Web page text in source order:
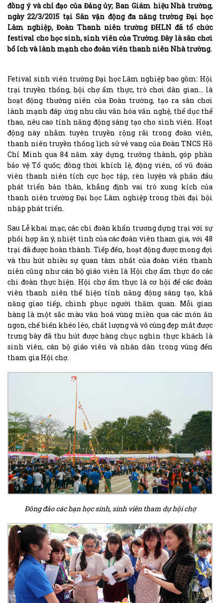
đồng ý và chỉ đạo của Đảng ủy; Ban Giám hiệu Nhà trường,
ngày 22/3/2015 tại Sân vận động đa năng trường Đại học
Lâm nghiệp, Đoàn Thanh niên trường ĐHLN đã tổ chức
festival cho học sinh, sinh viên của Trường. Đây là sân chơi
bổ ích và lành mạnh cho đoàn viên thanh niên Nhà trường.
Fetival sinh viên trường Đại học Lâm nghiệp bao gồm: Hội
trại truyền thống, hội chợ ẩm thực, trò chơi dân gian… là
hoạt động thường niên của Đoàn trường, tạo ra sân chơi
lành mạnh đáp ứng nhu cầu văn hóa văn nghệ, thể dục thể
thao, nêu cao tính năng động sáng tạo cho sinh viên. Hoạt
động này nhằm tuyên truyền rộng rãi trong đoàn viên,
thanh niên truyền thống lịch sử vẻ vang của Đoàn TNCS Hồ
Chí Minh qua 84 năm xây dựng, trưởng thành, góp phần
bảo vệ Tổ quốc; đồng thời khích lệ, động viên, cổ vũ đoàn
viên thanh niên tích cực học tập, rèn luyện và phấn đấu
phát triển bản thân, khẳng định vai trò xung kích của
thanh niên trường Đại học Lâm nghiệp trong thời đại hội
nhập phát triển.
Sau Lễ khai mạc, các chi đoàn khẩn trương dựng trại với sự
phối hợp ăn ý, nhiệt tình của các đoàn viên tham gia, với 48
trại đã được hoàn thành. Tiếp đến, hoạt động được mong đợi
và thu hút nhiều sự quan tâm nhất của đoàn viên thanh
niên cũng như cán bộ giáo viên là Hội chợ ẩm thực do các
chi đoàn thực hiện. Hội chợ ẩm thực là cơ hội để các đoàn
viên thanh niên thể hiện tính năng động sáng tạo, khả
năng giao tiếp, chinh phục người thăm quan. Mỗi gian
hàng là một sắc màu văn hoá vùng miền qua các món ăn
ngon, chế biến khéo léo, chất lượng và vô cùng đẹp mắt được
trưng bày đã thu hút được hàng chục nghìn thực khách là
sinh viên, cán bộ giáo viên và nhân dân trong vùng đến
tham gia Hội chợ.
Đông đảo các bạn học sinh, sinh viên tham dự hội chợ